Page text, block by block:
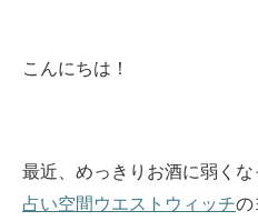
こんにちは！
最近、めっきりお酒に弱くな
占い空間ウエストウィッチの